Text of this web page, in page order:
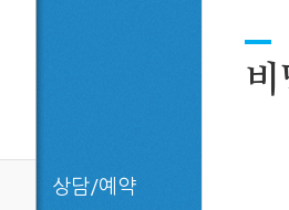
상담/예약
비